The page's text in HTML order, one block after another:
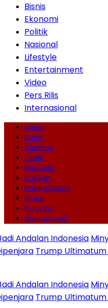
Bisnis
Ekonomi
Politik
Nasional
Lifestyle
Entertainment
Video
Pers Rilis
Internasional
Home
Bisnis
Ekonomi
Politik
Nasional
Lifestyle
Entertainment
Video
Pers Rilis
Internasional
IndonesiaMinyak
Trump Ultimatum Iran:
IndonesiaMinyak
Trump Ultimatum Iran: